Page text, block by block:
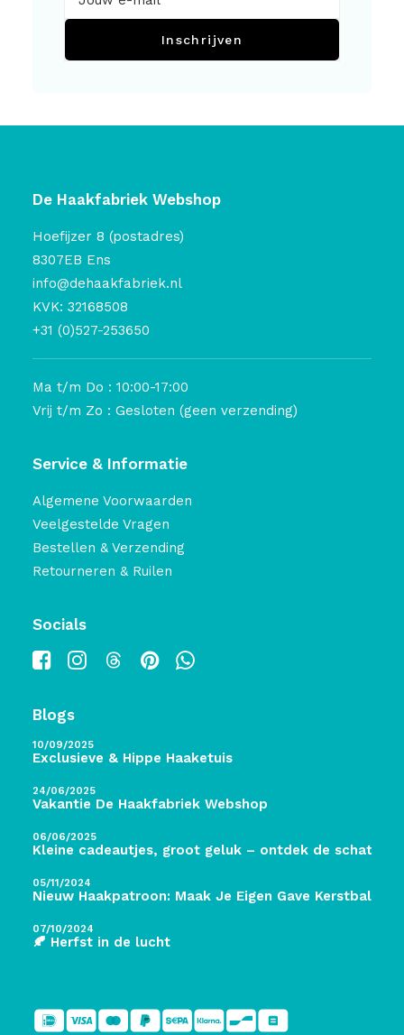
Inschrijven
De Haakfabriek Webshop
Hoefijzer 8 (postadres)
8307EB Ens
info@dehaakfabriek.nl
KVK: 32168508
+31 (0)527-253650
Ma t/m Do : 10:00-17:00
Vrij t/m Zo : Gesloten (geen verzending)
Service & Informatie
Algemene Voorwaarden
Veelgestelde Vragen
Bestellen & Verzending
Retourneren & Ruilen
Socials
Blogs
10/09/2025
Exclusieve & Hippe Haaketuis
24/06/2025
Vakantie De Haakfabriek Webshop
06/06/2025
Kleine cadeautjes, groot geluk – ontdek de schatten
05/11/2024
Nieuw Haakpatroon: Maak Je Eigen Gave Kerstballen!
07/10/2024
🍂 Herfst in de lucht